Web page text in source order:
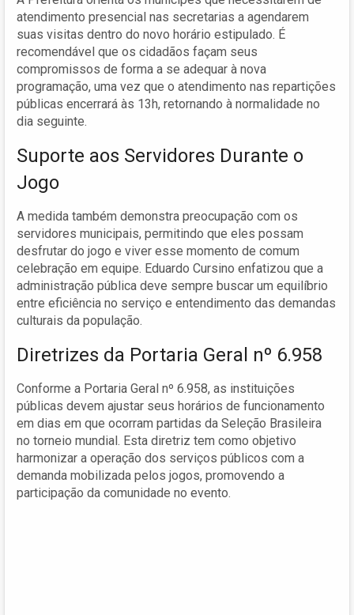
atendimento presencial nas secretarias a agendarem
suas visitas dentro do novo horário estipulado. É
recomendável que os cidadãos façam seus
compromissos de forma a se adequar à nova
programação, uma vez que o atendimento nas repartições
públicas encerrará às 13h, retornando à normalidade no
dia seguinte.
Suporte aos Servidores Durante o
Jogo
A medida também demonstra preocupação com os
servidores municipais, permitindo que eles possam
desfrutar do jogo e viver esse momento de comum
celebração em equipe. Eduardo Cursino enfatizou que a
administração pública deve sempre buscar um equilíbrio
entre eficiência no serviço e entendimento das demandas
culturais da população.
Diretrizes da Portaria Geral nº 6.958
Conforme a Portaria Geral nº 6.958, as instituições
públicas devem ajustar seus horários de funcionamento
em dias em que ocorram partidas da Seleção Brasileira
no torneio mundial. Esta diretriz tem como objetivo
harmonizar a operação dos serviços públicos com a
demanda mobilizada pelos jogos, promovendo a
participação da comunidade no evento.